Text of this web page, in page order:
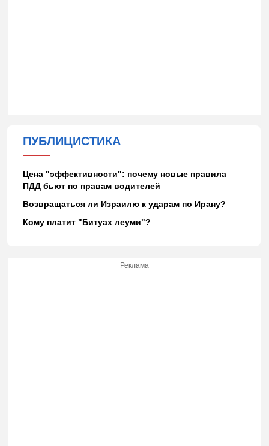
ПУБЛИЦИСТИКА
Цена "эффективности": почему новые правила
ПДД бьют по правам водителей
Возвращаться ли Израилю к ударам по Ирану?
Кому платит "Битуах леуми"?
Реклама